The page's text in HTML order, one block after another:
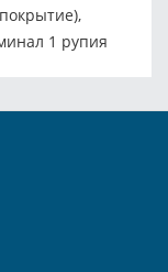
1 рупия